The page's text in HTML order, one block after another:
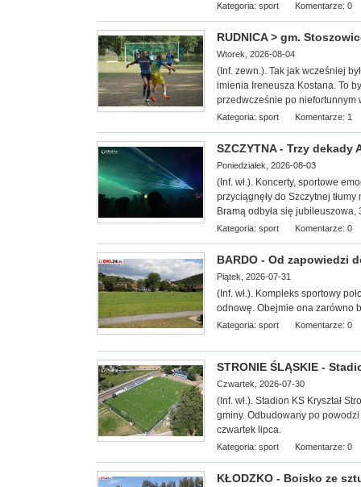
Kategoria: sport Komentarze: 0
RUDNICA > gm.
Wtorek, 2026-08-04
(Inf. zewn.). Tak jak wcześniej
imienia Ireneusza Kostana. To
przedwcześnie po niefortunnym
Kategoria: sport Komentarze: 1
SZCZYTNA - Trzy dekady
Poniedziałek, 2026-08-03
(Inf. wł.). Koncerty, sportowe
przyciągnęły do Szczytnej
Bramą odbyła się
Kategoria: sport Komentarze: 0
BARDO - Od zapowiedzi
Piątek, 2026-07-31
(Inf. wł.). Kompleks sportowy
odnowę. Obejmie ona zarówno
Kategoria: sport Komentarze: 0
STRONIE ŚLĄSKIE -
Czwartek, 2026-07-30
(Inf. wł.). Stadion KS Kryształ
gminy. Odbudowany po
czwartek lipca.
Kategoria: sport Komentarze: 0
KŁODZKO - Boisko ze